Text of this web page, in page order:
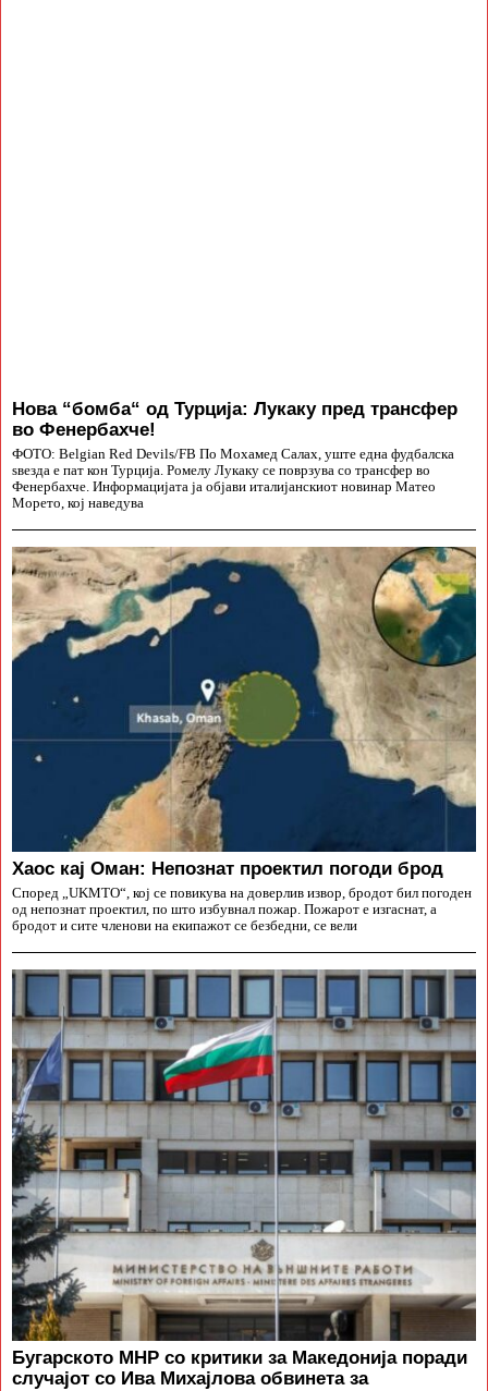
Нова “бомба“ од Турција: Лукаку пред трансфер
во Фенербахче!
ФОТО: Belgian Red Devils/FB По Мохамед Салах, уште една фудбалска
ѕвезда е пат кон Турција. Ромелу Лукаку се поврзува со трансфер во
Фенербахче. Информацијата ја објави италијанскиот новинар Матео
Морето, кој наведува
Хаос кај Оман: Непознат проектил погоди брод
Според „UKMTO“, кој се повикува на доверлив извор, бродот бил погоден
од непознат проектил, по што избувнал пожар. Пожарот е изгаснат, а
бродот и сите членови на екипажот се безбедни, се вели
Бугарското МНР со критики за Македонија поради
случајот со Ива Михајлова обвинета за